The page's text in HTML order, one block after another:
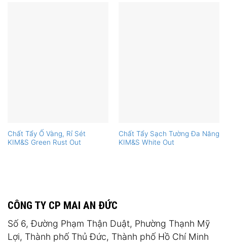
Chất Tẩy Ố Vàng, Rỉ Sét
KIM&S Green Rust Out
Chất Tẩy Sạch Tường Đa Năng
KIM&S White Out
CÔNG TY CP MAI AN ĐỨC
Số 6, Đường Phạm Thận Duật, Phường Thạnh Mỹ
Lợi, Thành phố Thủ Đức, Thành phố Hồ Chí Minh